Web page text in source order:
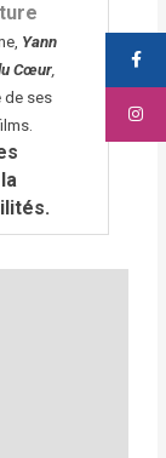
Yann
Cœur,
de ses